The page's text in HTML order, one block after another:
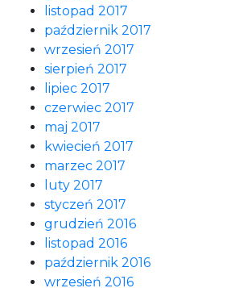
listopad 2017
październik 2017
wrzesień 2017
sierpień 2017
lipiec 2017
czerwiec 2017
maj 2017
kwiecień 2017
marzec 2017
luty 2017
styczeń 2017
grudzień 2016
listopad 2016
październik 2016
wrzesień 2016